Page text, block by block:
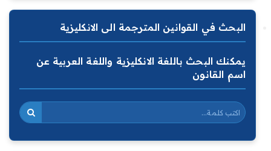
البحث في القوانين المترجمة الى الانكليزية
يمكنك البحث باللغة الانكليزية واللغة العربية عن
اسم القانون